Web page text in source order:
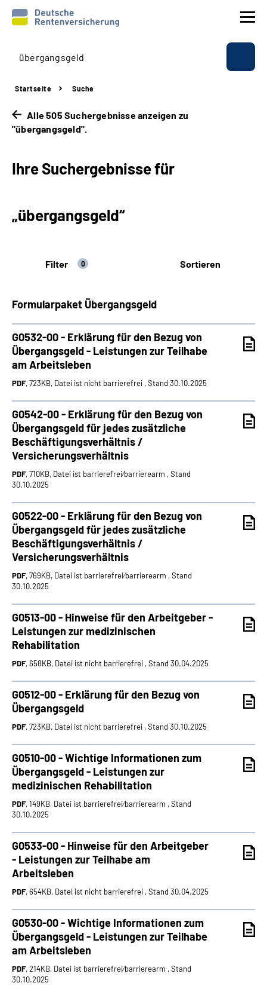
Prävention
Rente
Beratung & Kontakt
Online-Services
Language
Inhalte in Gebärdensprache (DGS)
Mein Kundenportal
Startseite Suche
Alle 505 Suchergebnisse anzeigen zu
"übergangsgeld".
Ihre Suchergebnisse für
„übergangsgeld“
Filter 0 Sortieren
Formularpaket Übergangsgeld
G0532-00 - Erklärung für den Bezug von
Übergangsgeld - Leistungen zur Teilhabe
am Arbeitsleben
PDF, 723KB, Datei ist nicht barrierefrei , Stand 30.10.2025
G0542-00 - Erklärung für den Bezug von
Übergangsgeld für jedes zusätzliche
Beschäftigungsverhältnis /
Versicherungsverhältnis
PDF, 710KB, Datei ist barrierefrei⁄barrierearm , Stand
30.10.2025
G0522-00 - Erklärung für den Bezug von
Übergangsgeld für jedes zusätzliche
Beschäftigungsverhältnis /
Versicherungsverhältnis
PDF, 769KB, Datei ist barrierefrei⁄barrierearm , Stand
30.10.2025
G0513-00 - Hinweise für den Arbeitgeber -
Leistungen zur medizinischen
Rehabilitation
PDF, 658KB, Datei ist nicht barrierefrei , Stand 30.04.2025
G0512-00 - Erklärung für den Bezug von
Übergangsgeld
PDF, 723KB, Datei ist nicht barrierefrei , Stand 30.10.2025
G0510-00 - Wichtige Informationen zum
Übergangsgeld - Leistungen zur
medizinischen Rehabilitation
PDF, 149KB, Datei ist barrierefrei⁄barrierearm , Stand
30.10.2025
G0533-00 - Hinweise für den Arbeitgeber
- Leistungen zur Teilhabe am
Arbeitsleben
PDF, 654KB, Datei ist nicht barrierefrei , Stand 30.04.2025
G0530-00 - Wichtige Informationen zum
Übergangsgeld - Leistungen zur Teilhabe
am Arbeitsleben
PDF, 214KB, Datei ist barrierefrei⁄barrierearm , Stand
30.10.2025